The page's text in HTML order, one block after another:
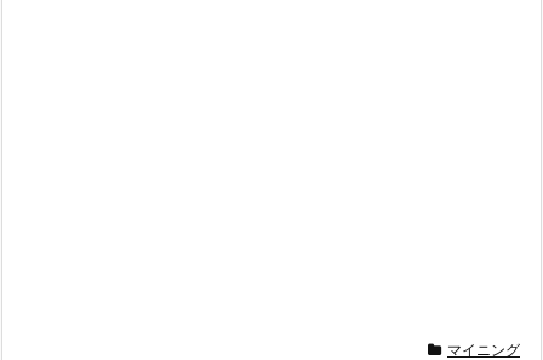
マイニング